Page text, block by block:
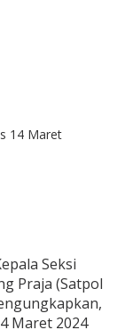
14 Maret
Seksi
Praja (Satpol
Maret 2024